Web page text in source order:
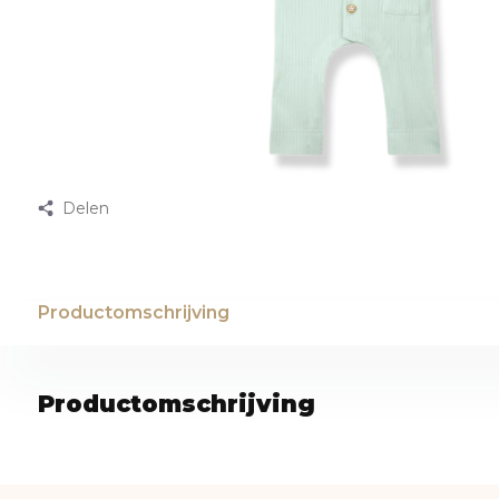
Delen
Productomschrijving
Productomschrijving